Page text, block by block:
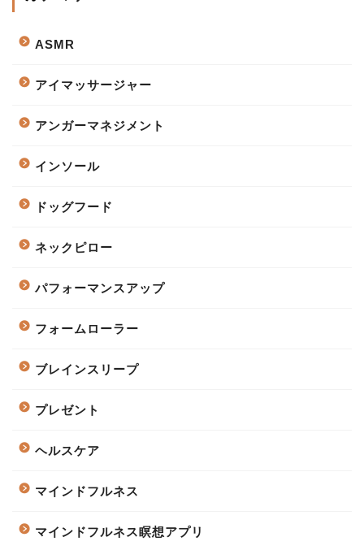
ASMR
アイマッサージャー
アンガーマネジメント
インソール
ドッグフード
ネックピロー
パフォーマンスアップ
フォームローラー
ブレインスリープ
プレゼント
ヘルスケア
マインドフルネス
マインドフルネス瞑想アプリ